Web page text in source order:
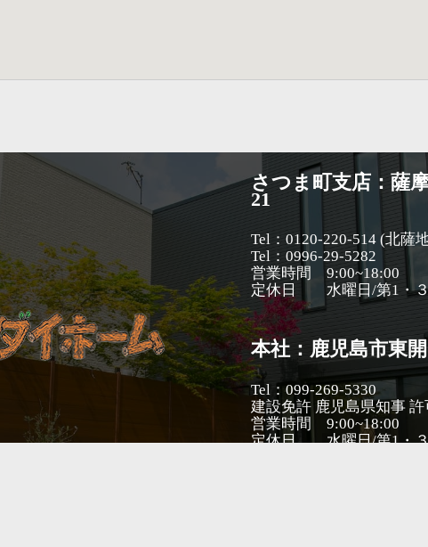
さつま町支店：薩
21
Tel：0120-220-514 (北薩
Tel：0996-29-5282
営業時間 9:00~18:00
定休日 水曜日/第1・３
本社：鹿児島市東
Tel：099-269-5330
建設免許 鹿児島県知事
営業時間 9:00~18:00
定休日 水曜日/第1・３